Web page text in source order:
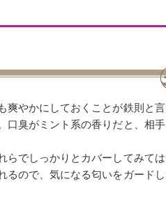
爽やかにしておくことが鉄則と
口臭がミント系の香りだと、相
らでしっかりとカバーしてみて
るので、気になる匂いをガード